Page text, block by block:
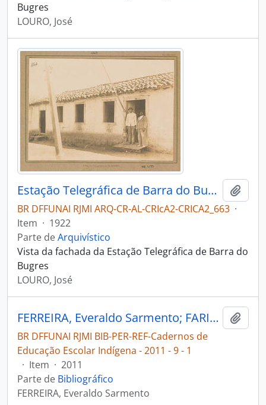
Bugres
LOURO, José
Estação Telegráfica de Barra do Bugres
BR DFFUNAI RJMI ARQ-CR-AL-CRIcA2-CRICA2_663 ·
Item · 1922
Parte deArquivístico
Vista da fachada da Estação Telegráfica de Barra do
Bugres
LOURO, José
FERREIRA, Everaldo Sarmento; FARIAS, Maria Eloisa. A temática meio ambiente na prática docente em uma escola indígena de Roraima [Cadernos de Educação Escolar Indígena]
BR DFFUNAI RJMI BIB-PER-REF-Cadernos de
Educação Escolar Indígena - 2011 - 9 - 1
· Item · 2011
Parte de Bibliográfico
FERREIRA, Everaldo Sarmento